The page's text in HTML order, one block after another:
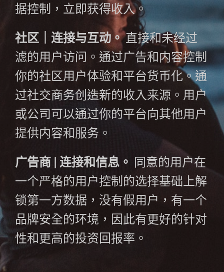
据控制，立即获得收入。
社区｜连接与互动。直接和未经过
滤的用户访问。通过广告和内容控制
你的社区用户体验和平台货币化。通
过社交商务创造新的收入来源。用户
或公司可以通过你的平台向其他用户
提供内容和服务。
广告商 | 连接和信息。 同意的用户在
一个严格的用户控制的选择基础上解
锁第一方数据，没有假用户，有一个
品牌安全的环境，因此有更好的针对
性和更高的投资回报率。